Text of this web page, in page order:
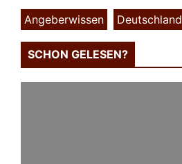
Angeberwissen Deutschland
SCHON GELESEN?